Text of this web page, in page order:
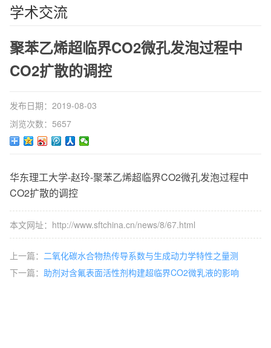
学术交流
聚苯乙烯超临界CO2微孔发泡过程中
CO2扩散的调控
发布日期：2019-08-03
浏览次数：5657
华东理工大学-赵玲-聚苯乙烯超临界CO2微孔发泡过程中
CO2扩散的调控
本文网址：http://www.sftchina.cn/news/8/67.html
上一篇： 二氧化碳水合物热传导系数与生成动力学特性之量测
下一篇： 助剂对含氟表面活性剂构建超临界CO2微乳液的影响